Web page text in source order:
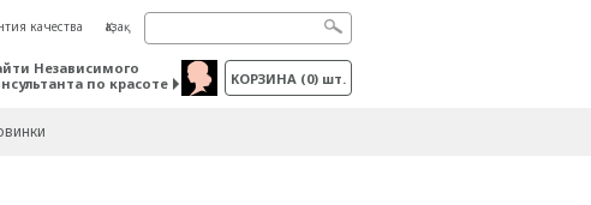
качества Қазақ
Независимого
по красоте
КОРЗИНА (0) шт.